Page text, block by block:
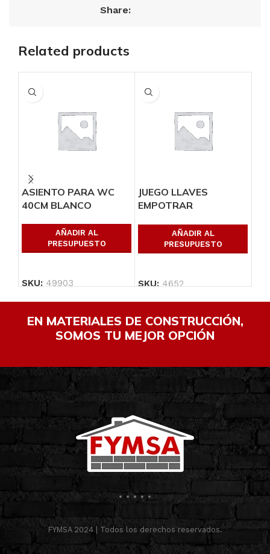
Share:
Related products
ASIENTO PARA WC
40CM BLANCO
AÑADIR AL
PRESUPUESTO
SKU: 49903
JUEGO LLAVES
EMPOTRAR
MANERALES
AÑADIR AL
PRESUPUESTO
SKU:4652
EN MATERIALES DE CONSTRUCCIÓN,
SOMOS TU MEJOR OPCIÓN
FYMSA 2024 | Todos los derechos reservados.